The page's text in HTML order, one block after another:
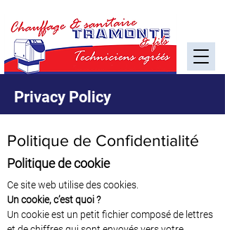
Privacy Policy
Politique de Confidentialité
Politique de cookie
Ce site web utilise des cookies.
Un cookie, c’est quoi ?
Un cookie est un petit fichier composé de lettres